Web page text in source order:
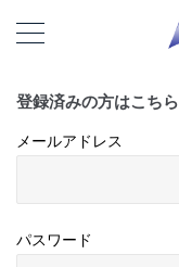
登録済みの方はこちら
メールアドレス
パスワード